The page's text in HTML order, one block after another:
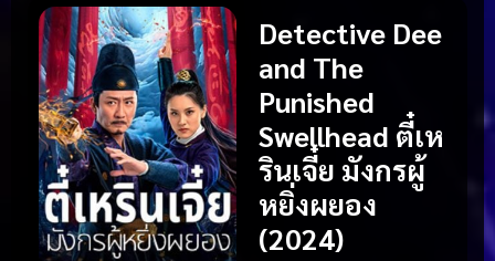
Detective Dee
and The
Punished
Swellhead ตี๋เห
รินเจี๋ย มังกรผู้
หยิ่งผยอง
(2024)